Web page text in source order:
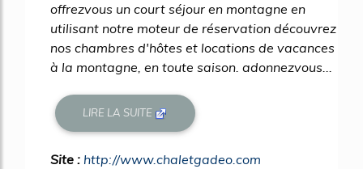
offrezvous un court séjour en montagne en
utilisant notre moteur de réservation découvrez
nos chambres d'hôtes et locations de vacances
à la montagne, en toute saison. adonnezvous...
LIRE LA SUITE
Site : http://www.chaletgadeo.com